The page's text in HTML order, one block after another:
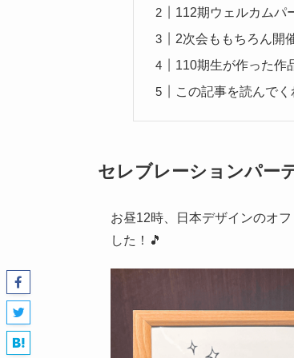
112期ウェルカムパ
2次会ももちろん開
110期生が作った作
この記事を読んで
セレブレーションパー
お昼12時、日本デザインのオ
した！🎵